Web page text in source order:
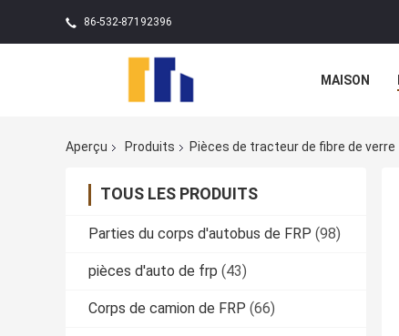
86-532-87192396
MAISON
Aperçu Produits Pièces de tracteur de fibre de verre
TOUS LES PRODUITS
Parties du corps d'autobus de FRP (98)
pièces d'auto de frp (43)
Corps de camion de FRP (66)